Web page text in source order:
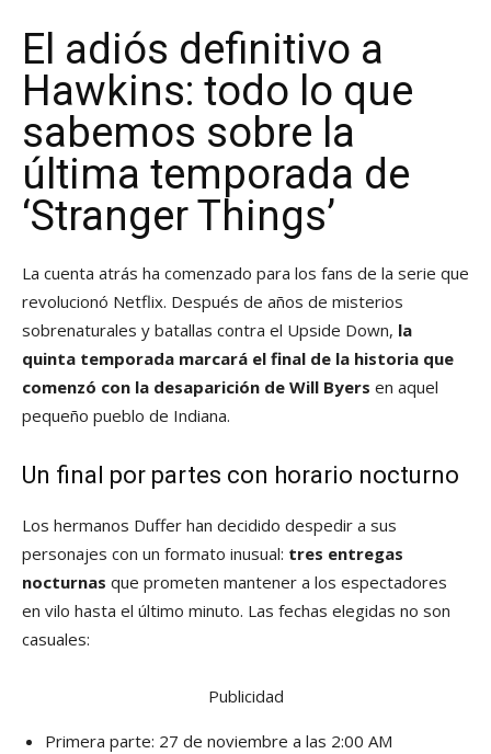
El adiós definitivo a
Hawkins: todo lo que
sabemos sobre la
última temporada de
‘Stranger Things’
La cuenta atrás ha comenzado para los fans de la serie que
revolucionó Netflix. Después de años de misterios
sobrenaturales y batallas contra el Upside Down, la
quinta temporada marcará el final de la historia que
comenzó con la desaparición de Will Byers en aquel
pequeño pueblo de Indiana.
Un final por partes con horario nocturno
Los hermanos Duffer han decidido despedir a sus
personajes con un formato inusual: tres entregas
nocturnas que prometen mantener a los espectadores
en vilo hasta el último minuto. Las fechas elegidas no son
casuales:
Publicidad
Primera parte: 27 de noviembre a las 2:00 AM